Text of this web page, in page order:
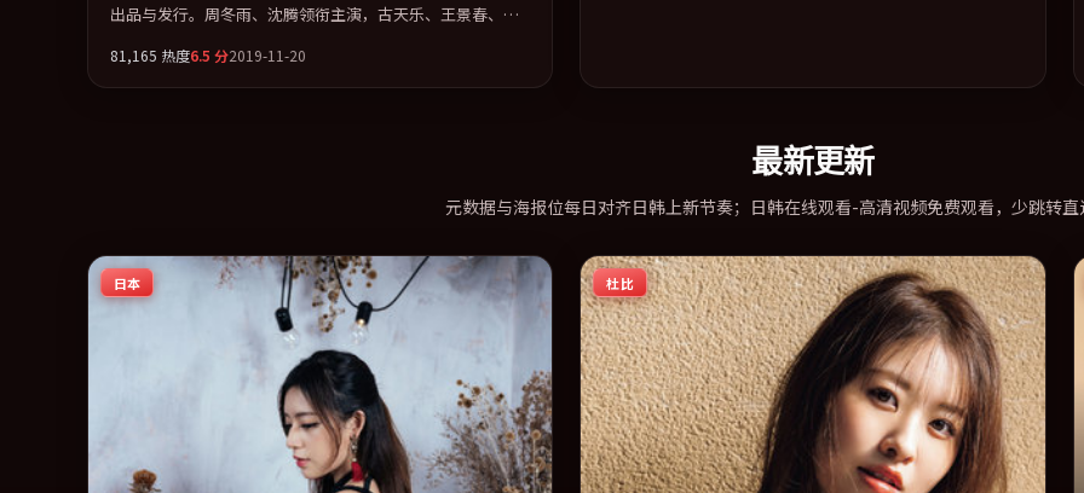
出品与发行。周冬雨、沈腾领衔主演，古天乐、王景春、杨
以「传记」类型为骨架，在叙事、表演与视听上力求统一。
定于 2019-08-01 在内地院线及主流平台同步亮相，2019 年
81,165 热度6.5 分2019-11-20
最新更新
元数据与海报位每日对齐日韩上新节奏；日韩在线观看-高清视频免费观看，少跳转
日本 杜比